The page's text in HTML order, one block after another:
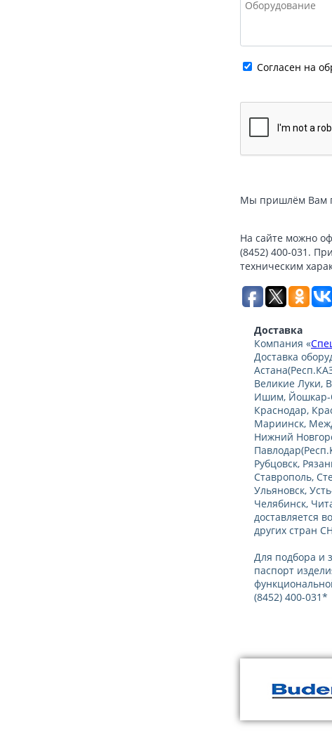
Cогласен на
Мы пришлём Вам
На сайте можно
(8452) 400-031.
техническим
Доставка
Компания «
Доставка
Великие Луки,
Ишим, Йошкар-
Краснодар,
Мариинск,
Нижний
Рубцовск,
Ставрополь,
Ульяновск,
Челябинск,
доставляется
других стран
Для подбора и
паспорт
(8452) 400-031*